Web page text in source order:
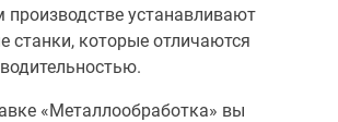
устанавливают
станки, которые отличаются
«Металлообработка» вы